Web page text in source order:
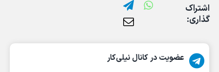
اشتراک
گذاری:
عضویت در کانال نیلی‌کار